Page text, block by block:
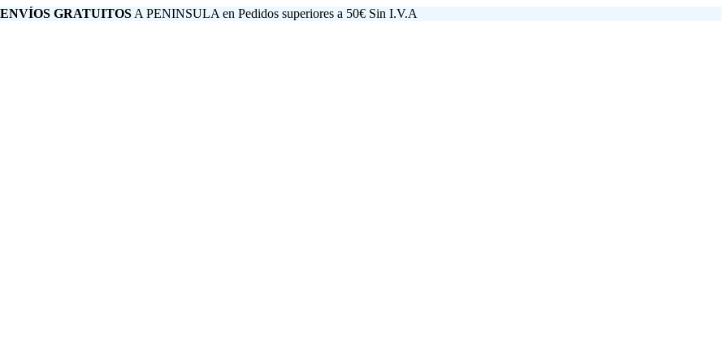
GRATUITOS A PENINSULA en Pedidos superiores a 50€ Sin I.V.A